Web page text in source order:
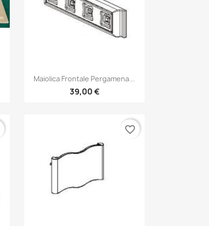
Anteprima
Maiolica Frontale Pergamena...
39,00 €
favorite_border